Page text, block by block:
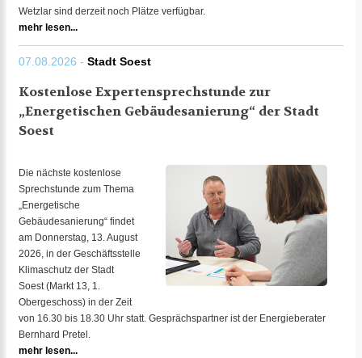
Wetzlar sind derzeit noch Plätze verfügbar.
mehr lesen...
07.08.2026 - Stadt Soest
Kostenlose Expertensprechstunde zur
„Energetischen Gebäudesanierung“ der Stadt
Soest
Die nächste kostenlose
Sprechstunde zum Thema
„Energetische
Gebäudesanierung“ findet
am Donnerstag, 13. August
2026, in der Geschäftsstelle
Klimaschutz der Stadt
Soest (Markt 13, 1.
Obergeschoss) in der Zeit
von 16.30 bis 18.30 Uhr statt. Gesprächspartner ist der Energieberater
Bernhard Pretel.
mehr lesen...